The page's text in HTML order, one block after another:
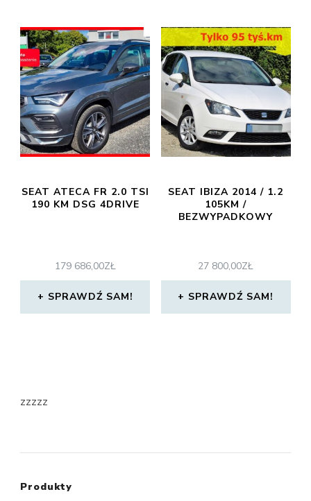
SEAT ATECA FR 2.0 TSI
190 KM DSG 4DRIVE
179 686,00ZŁ
SPRAWDŹ SAM!
SEAT IBIZA 2014 / 1.2
105KM /
BEZWYPADKOWY
27 800,00ZŁ
SPRAWDŹ SAM!
zzzzz
Produkty